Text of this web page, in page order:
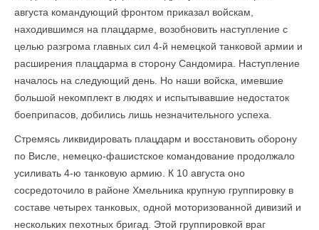
августа командующий фронтом приказал войскам,
находившимся на плацдарме, возобновить наступление с
целью разгрома главных сил 4-й немецкой танковой армии и
расширения плацдарма в сторону Сандомира. Наступление
началось на следующий день. Но наши войска, имевшие
большой некомплект в людях и испытывавшие недостаток
боеприпасов, добились лишь незначительного успеха.
Стремясь ликвидировать плацдарм и восстановить оборону
по Висле, немецко-фашистское командование продолжало
усиливать 4-ю танковую армию. К 10 августа оно
сосредоточило в районе Хмельника крупную группировку в
составе четырех танковых, одной моторизованной дивизий и
нескольких пехотных бригад. Этой группировкой враг